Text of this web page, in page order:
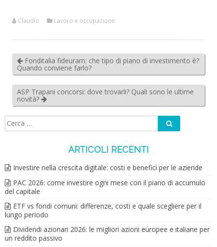
Claudio Lavoro e occupazione
Fonditalia fideuram: che tipo di piano di investimento è?
Quando conviene farlo?
ASP Trapani concorsi: dove trovarli? Quali sono le ultime
novità?
ARTICOLI RECENTI
Investire nella crescita digitale: costi e benefici per le aziende
PAC 2026: come investire ogni mese con il piano di accumulo
del capitale
ETF vs fondi comuni: differenze, costi e quale scegliere per il
lungo periodo
Dividendi azionari 2026: le migliori azioni europee e italiane per
un reddito passivo